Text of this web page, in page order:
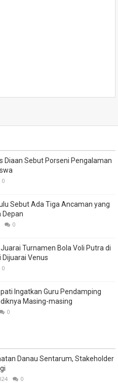
Diaan Sebut Porseni Pengalaman
0
Sebut Ada Tiga Ancaman yang
Depan
0
Turnamen Bola Voli Putra di
Dijuarai Venus
0
Ingatkan Guru Pendamping
Masing-masing
0
Danau Sentarum, Stakeholder
0